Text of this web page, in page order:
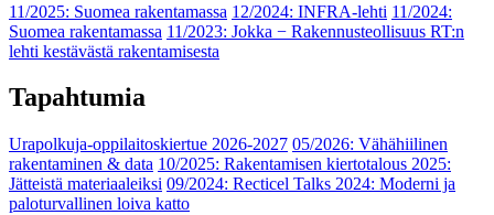
11/2025: Suomea rakentamassa 12/2024: INFRA-lehti 11/2024:
Suomea rakentamassa 11/2023: Jokka − Rakennusteollisuus RT:n
lehti kestävästä rakentamisesta
Tapahtumia
Urapolkuja-oppilaitoskiertue 2026-2027 05/2026: Vähähiilinen
rakentaminen & data 10/2025: Rakentamisen kiertotalous 2025:
Jätteistä materiaaleiksi 09/2024: Recticel Talks 2024: Moderni ja
paloturvallinen loiva katto